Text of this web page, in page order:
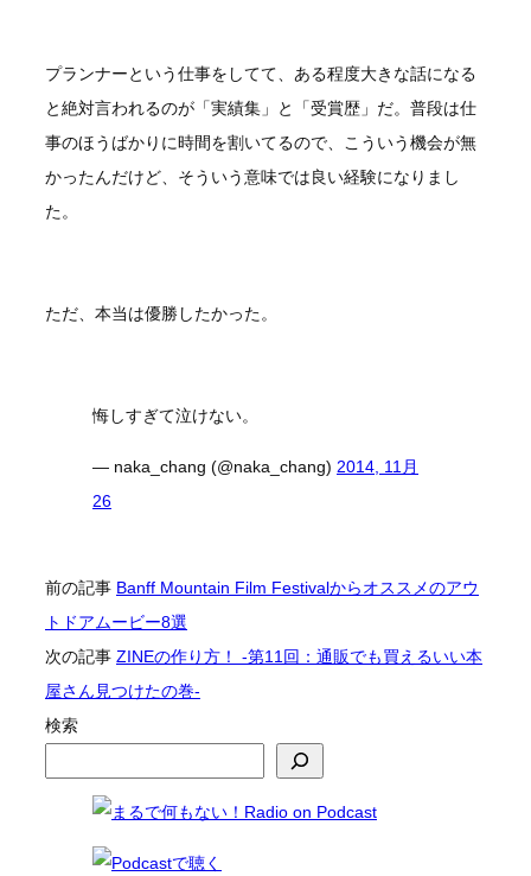
プランナーという仕事をしてて、ある程度大きな話になる
と絶対言われるのが「実績集」と「受賞歴」だ。普段は仕
事のほうばかりに時間を割いてるので、こういう機会が無
かったんだけど、そういう意味では良い経験になりまし
た。
ただ、本当は優勝したかった。
悔しすぎて泣けない。
— naka_chang (@naka_chang) 2014, 11月
26
前の記事 Banff Mountain Film Festivalからオススメのアウ
トドアムービー8選
次の記事 ZINEの作り方！ -第11回：通販でも買えるいい本
屋さん見つけたの巻-
検索